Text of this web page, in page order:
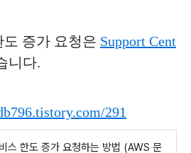
도 증가 요청은 Support Cent
니다.
291
스 한도 증가 요청하는 방법 (AWS 문